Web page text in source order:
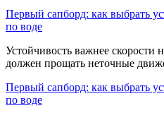
Первый сапборд: как выбрать
по воде
Устойчивость важнее скорости
должен прощать неточные
Первый сапборд: как выбрать
по воде